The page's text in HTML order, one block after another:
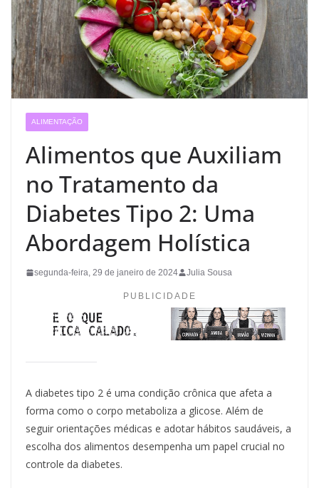
ALIMENTAÇÃO
Alimentos que Auxiliam
no Tratamento da
Diabetes Tipo 2: Uma
Abordagem Holística
segunda-feira, 29 de janeiro de 2024 Julia Sousa
PUBLICIDADE
A diabetes tipo 2 é uma condição crônica que afeta a
forma como o corpo metaboliza a glicose. Além de
seguir orientações médicas e adotar hábitos saudáveis, a
escolha dos alimentos desempenha um papel crucial no
controle da diabetes.